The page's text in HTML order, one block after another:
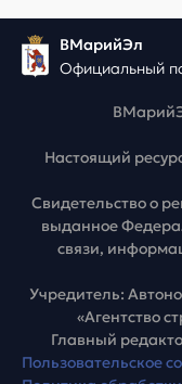
ВМарийЭл
Официальный
Настоящий
Свидетельство о
выданное
связи,
Учредитель:
«Агентство
Главный
Пользовательское